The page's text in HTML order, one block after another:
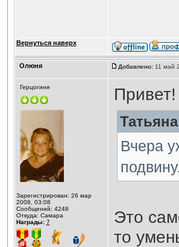
Вернуться наверх
Олюня Добавлено:11 май
Герцогиня
Зарегистрирован: 26 мар
2008, 03:08
Сообщений: 4248
Откуда: Самара
Награды: 7
Привет!
Вчера
Это
то